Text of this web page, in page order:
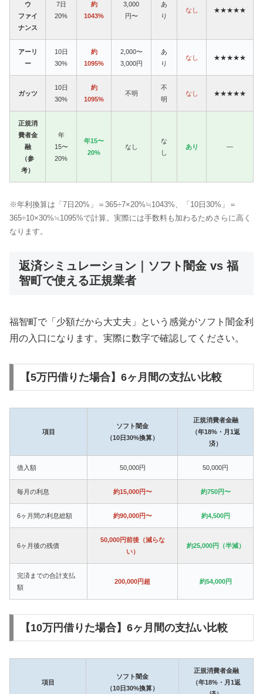
ウ
ファイ
ナンス
7日
20%
約
1043%
3,000
円〜
あ
り
なし ★★★★★
アーリ
ー
10日
30%
約
1095%
2,000〜
3,000円
あ
り
なし ★★★★★
ガッツ
10日
30%
約
1095%
不明
不
明
なし ★★★★★
正規消
費者金
融
（参
考）
年
15〜
20%
年15〜
20%
なし
な
し
あり —
※年利換算は「7日20%」＝365÷7×20%≒1043%、「10日30%」＝
365÷10×30%≒1095%で計算。実際には手数料も加わるためさらに高く
なります。
返済シミュレーション｜ソフト闇金 vs 福
智町で使える正規業者
福智町で「少額だから大丈夫」という感覚がソフト闇金利
用の入口になります。実際に数字で確認してください。
【5万円借りた場合】6ヶ月間の支払い比較
項目
ソフト闇金
（10日30%換算）
正規消費者金融
（年18%・月1返
済）
借入額 50,000円 50,000円
毎月の利息 約15,000円〜 約750円〜
6ヶ月間の利息総額 約90,000円〜 約4,500円
6ヶ月後の残債
50,000円前後（減らな
い）
約25,000円（半減）
完済までの合計支払
額
200,000円超 約54,000円
【10万円借りた場合】6ヶ月間の支払い比較
項目
ソフト闇金
（10日30%換算）
正規消費者金融
（年18%・月1返